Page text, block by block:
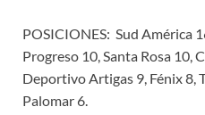
POSICIONES: Sud América
Progreso 10, Santa Rosa 10,
Deportivo Artigas 9, Fénix 8,
Palomar 6.